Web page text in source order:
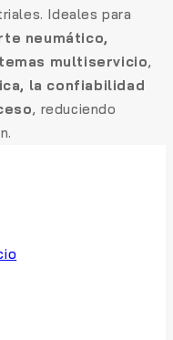
Ideales para
neumático,
multiservicio,
la confiabilidad
, reduciendo